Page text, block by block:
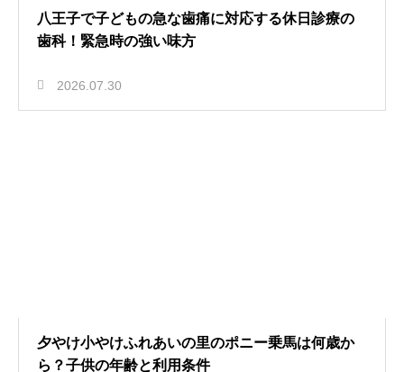
八王子で子どもの急な歯痛に対応する休日診療の
歯科！緊急時の強い味方
2026.07.30
夕やけ小やけふれあいの里のポニー乗馬は何歳か
ら？子供の年齢と利用条件